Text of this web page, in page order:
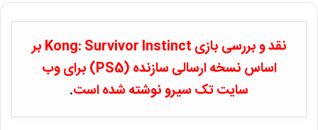
نقد و بررسی بازی Kong: Survivor Instinct بر
اساس نسخه ارسالی سازنده (PS5) برای وب
سایت تک سیرو نوشته شده است.